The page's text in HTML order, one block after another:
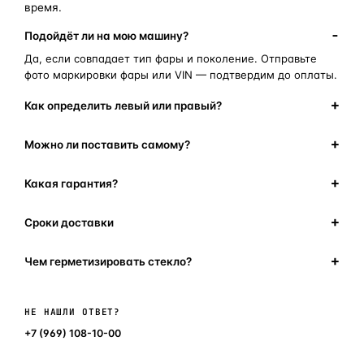
время.
Подойдёт ли на мою машину?
Да, если совпадает тип фары и поколение. Отправьте
фото маркировки фары или VIN — подтвердим до оплаты.
Как определить левый или правый?
Можно ли поставить самому?
Какая гарантия?
Сроки доставки
Чем герметизировать стекло?
НЕ НАШЛИ ОТВЕТ?
+7 (969) 108-10-00